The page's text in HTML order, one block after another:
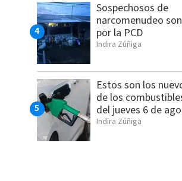
Sospechosos de
narcomenudeo
por la PCD
Indira Zúñiga
Estos son los
de los
del jueves 6 de
Indira Zúñiga